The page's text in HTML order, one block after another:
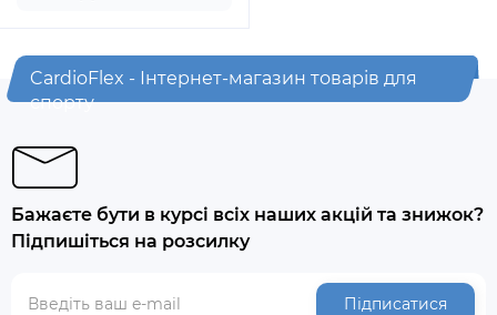
CardioFlex - Інтернет-магазин товарів для
спорту
Бажаєте бути в курсі всіх наших акцій та знижок?
Підпишіться на розсилку
Підписатися